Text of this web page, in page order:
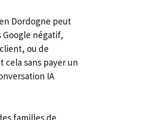
Dordogne peut
Google négatif,
ou de
cela sans payer un
IA
familles de